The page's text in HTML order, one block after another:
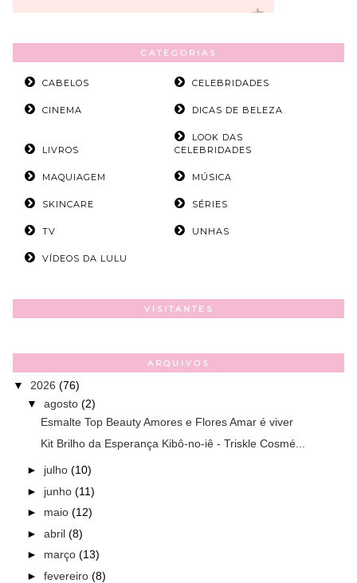
CATEGORIAS
CABELOS CELEBRIDADES
CINEMA DICAS DE BELEZA
LIVROS
LOOK DAS
CELEBRIDADES
MAQUIAGEM MÚSICA
SKINCARE SÉRIES
TV UNHAS
VÍDEOS DA LULU
VISITANTES
ARQUIVOS
▼ 2026 (76)
▼ agosto (2)
Esmalte Top Beauty Amores e Flores Amar é viver
Kit Brilho da Esperança Kibô-no-iê - Triskle Cosmé...
► julho (10)
► junho (11)
► maio (12)
► abril (8)
► março (13)
► fevereiro (8)